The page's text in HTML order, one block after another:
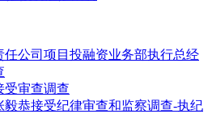
任公司项目投融资业务部执行总经
受审查调查
毅恭接受纪律审查和监察调查-执纪